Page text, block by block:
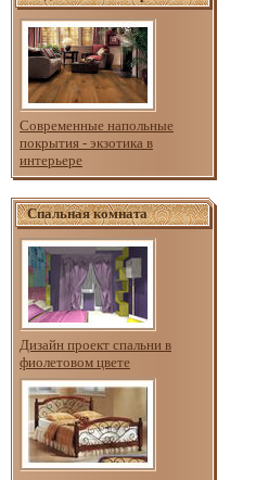
Современные напольные
покрытия - экзотика в
интерьере
Спальная комната
Дизайн проект спальни в
фиолетовом цвете